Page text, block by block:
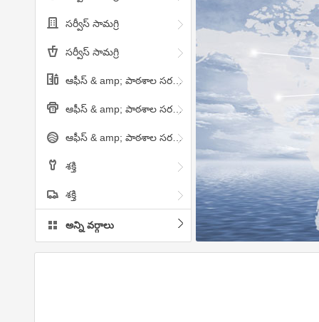
సర్వీస్ సామగ్రి
సర్వీస్ సామగ్రి
ఆఫీస్ & amp; పాఠశాల సరఫరా
ఆఫీస్ & amp; పాఠశాల సరఫరా
ఆఫీస్ & amp; పాఠశాల సరఫరా
శక్తి
శక్తి
అన్ని వర్గాలు